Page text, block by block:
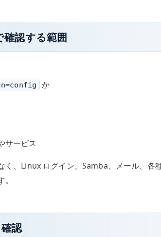
認する範囲
か
サービス
く、Linux ログイン、Samba、メール、
認